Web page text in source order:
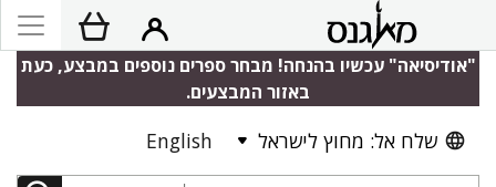
"אודיסיאה" עכשיו בהנחה! מבחר ספרים נוספים במבצע, כעת
באזור המבצעים.
שלח אל: מחוץ לישראל English